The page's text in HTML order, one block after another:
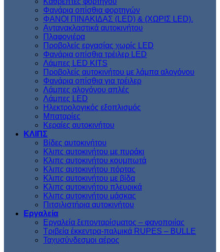
Φανάρια οπίσθια φορτηγών
ΦΑΝΟΙ ΠΙΝΑΚΙΔΑΣ (LED) & (XΩΡΙΣ LED).
Aντανακλαστικά αυτοκινήτου
Πλαφονιέρα
Προβολείς εργασίας χωρίς LED
Φανάρια οπίσθια τρέιλερ LED
Λάμπες LED KITS
Προβολείς αυτοκινήτου με λάμπα αλογόνου
Φανάρια οπίσθια για τρέιλερ
Λάμπες αλογόνου απλές
Λάμπες LED
Ηλεκτρολογικός εξοπλισμός
Μπαταρίες
Κεραίες αυτοκινήτου
ΚΛΙΠΣ
Βίδες αυτοκινήτου
Kλιπς αυτοκινήτου με πυράκι
Kλιπς αυτοκινήτου κουμπωτά
Κλιπς αυτοκινήτου πόρτας
Κλιπς αυτοκινήτου με βίδα
Kλιπς αυτοκινήτου πλευρικά
Kλιπς αυτοκινήτου μάσκας
Πιτσιλιστήρια αυτοκινήτου
Εργαλεία
Εργαλεία ξεπονταρίσματος – φανοποιίας
Τριβεία έκκεντρα-παλμικά RUPES – BULLE
Ταχυσύνδεσμοι αέρος